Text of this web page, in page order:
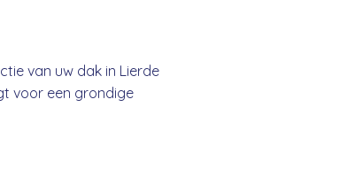
van uw dak in Lierde
voor een grondige